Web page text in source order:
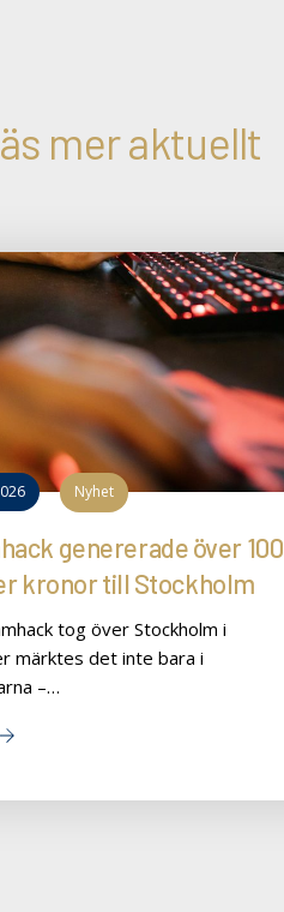
mer aktuellt
Nyhet
genererade över 100
kronor till Stockholm
tog över Stockholm i
märktes det inte bara i
–…